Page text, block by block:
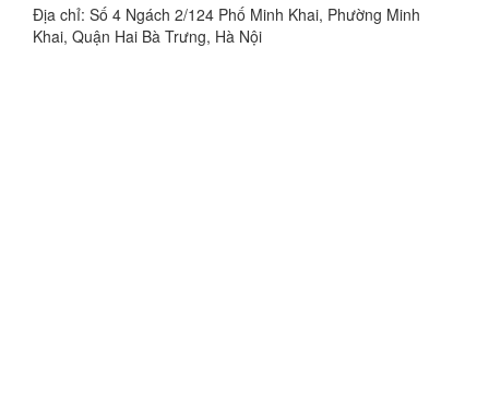
Địa chỉ: Số 4 Ngách 2/124 Phố Minh Khai, Phường Minh
Khai, Quận Hai Bà Trưng, Hà Nội